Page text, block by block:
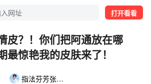
打开看看
皮？！你们把阿通放在哪
最惊艳我的皮肤来了！
指法芬芳张大仙